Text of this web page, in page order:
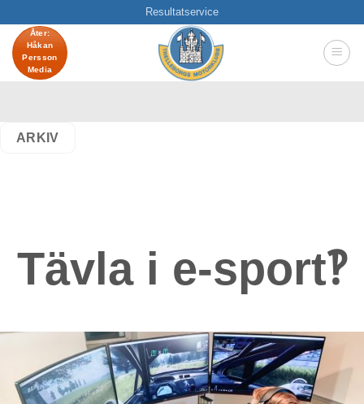
content
Resultatservice
Åter:
Håkan
Persson
Media
ARKIV
Tävla i e-sport‽